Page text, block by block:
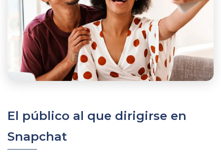
El público al que dirigirse en
Snapchat